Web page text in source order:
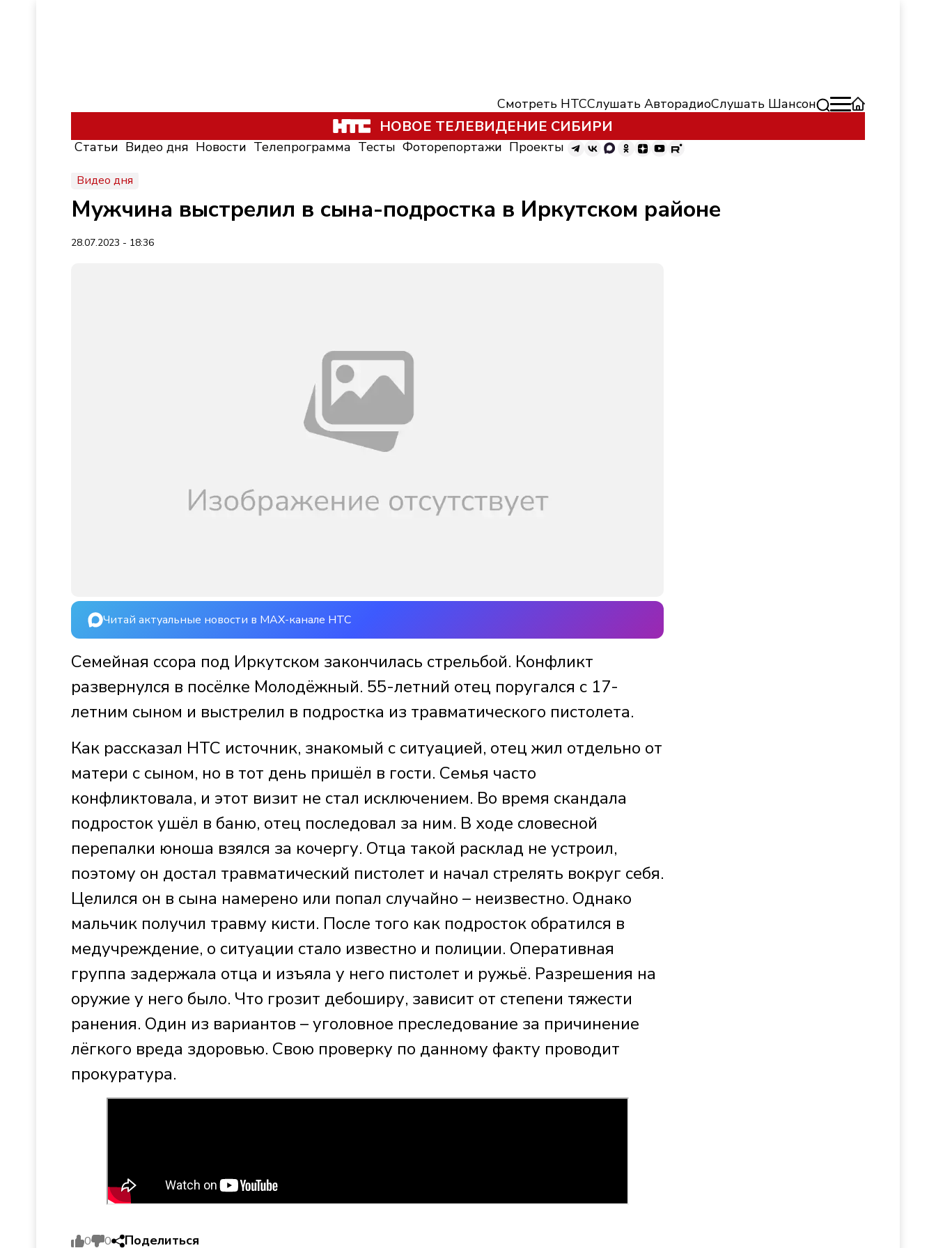
Смотреть НТССлушать АвторадиоСлушать Шансон
НОВОЕ ТЕЛЕВИДЕНИЕ СИБИРИ
Статьи Видео дня Новости Телепрограмма Тесты Фоторепортажи Проекты
Видео дня
Мужчина выстрелил в сына-подростка в Иркутском районе
28.07.2023 - 18:36
Читай актуальные новости в MAX-канале НТС
Семейная ссора под Иркутском закончилась стрельбой. Конфликт
развернулся в посёлке Молодёжный. 55-летний отец поругался с 17-
летним сыном и выстрелил в подростка из травматического пистолета.
Как рассказал НТС источник, знакомый с ситуацией, отец жил отдельно от
матери с сыном, но в тот день пришёл в гости. Семья часто
конфликтовала, и этот визит не стал исключением. Во время скандала
подросток ушёл в баню, отец последовал за ним. В ходе словесной
перепалки юноша взялся за кочергу. Отца такой расклад не устроил,
поэтому он достал травматический пистолет и начал стрелять вокруг себя.
Целился он в сына намерено или попал случайно – неизвестно. Однако
мальчик получил травму кисти. После того как подросток обратился в
медучреждение, о ситуации стало известно и полиции. Оперативная
группа задержала отца и изъяла у него пистолет и ружьё. Разрешения на
оружие у него было. Что грозит дебоширу, зависит от степени тяжести
ранения. Один из вариантов – уголовное преследование за причинение
лёгкого вреда здоровью. Свою проверку по данному факту проводит
прокуратура.
0 0 Поделиться